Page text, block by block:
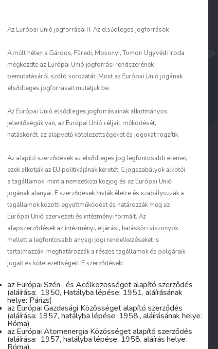
Az Európai Unió jogforrásai II. Az elsődleges jogforrások
A múlt héten a Gárdos, Füredi, Mosonyi, Tomori Ügyvédi Iroda
megkezdte az Európai Unió jogforrási rendszerének
bemutatásáról szóló sorozatát. Most az Európai Unió jogának
elsődleges jogforrásait mutatjuk be.
Az Európai Unió elsődleges jogforrásainak alkotmányos
jelentőségük van, az Európai Unió céljait, működését,
hatáskörét, az alapvető kötelezettségeket és jogokat rögzítik.
Az alapító szerződések az elsődleges jog legfontosabb elemei,
ezek alkotják az EU politikájának keretét. E jogszabályok alkotói
a tagállamok, mint a nemzetközi közjog és az Európai Unió
jogának alanyai. E szerződések hívták életre és szabályozzák a
tagállamok közötti együttműködést és határozzák meg az
Európai Unió szervezeti és intézményi formáit. Az
alapszerződések az intézményi, eljárási, hatásköri viszonyok
mellett a legfontosabb anyagi jogi rendelkezéseket is
tartalmazzák, meghatározzák a részes tagállamok és polgáraik
jogait és kötelezettségeit. E szerződések:
az Európai Szén- és Acélközösséget alapító szerződés
(aláírása: 1950, Hatályba lépése: 1951, aláírásának
helye: Párizs)
az Európai Gazdasági Közösséget alapító szerződés
(aláírása: 1957, hatályba lépése: 1958., aláírásának helye:
Róma)
az Európai Atomenergia Közösséget alapító szerződés
(aláírása: 1957, hatályba lépése: 1958, aláírás helye: